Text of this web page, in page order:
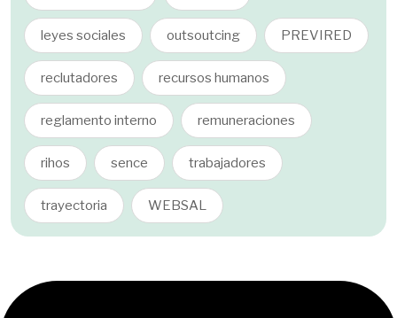
leyes sociales outsoutcing PREVIRED
reclutadores recursos humanos
reglamento interno remuneraciones
rihos sence trabajadores
trayectoria WEBSAL